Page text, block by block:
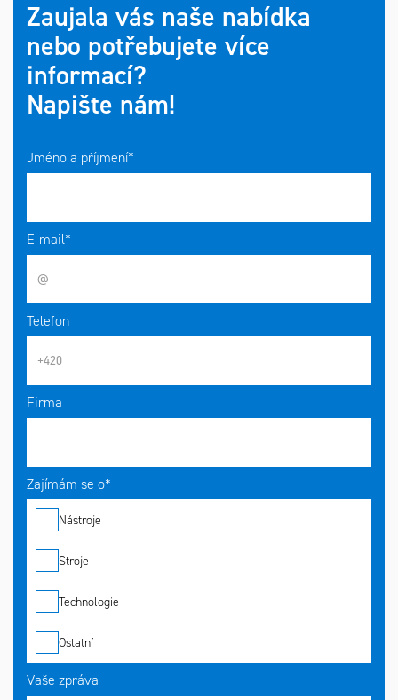
Zaujala vás naše nabídka
nebo potřebujete více
informací?
Napište nám!
Jméno a příjmení*
E-mail*
Telefon
Firma
Zajímám se o*
Nástroje
Stroje
Technologie
Ostatní
Vaše zpráva